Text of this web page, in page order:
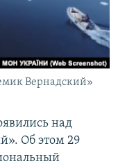
Вернадский»
над
Об этом 29